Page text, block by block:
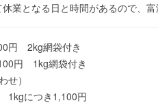
業となる日と時間があるので、
円 2kg網袋付き
円 1kg網袋付き
せ）
1kgにつき1,100円